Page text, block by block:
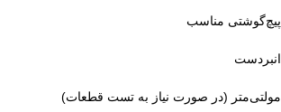
پیچ‌گوشتی مناسب
انبردست
مولتی‌متر (در صورت نیاز به تست قطعات)